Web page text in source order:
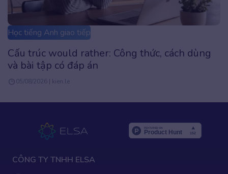
Học tiếng Anh giao tiếp
Cấu trúc would rather: Công thức, cách dùng
và bài tập có đáp án
05/08/2026 | kien.le
CÔNG TY TNHH ELSA